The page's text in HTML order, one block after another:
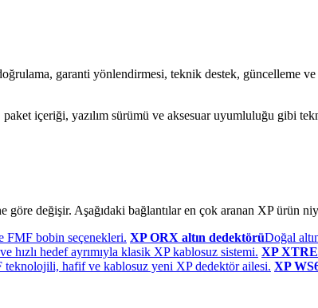
garanti yönlendirmesi, teknik destek, güncelleme
içeriği, yazılım sürümü ve aksesuar uyumluluğu gibi
değişir. Aşağıdaki bağlantılar en çok aranan XP ürün
FMF bobin seçenekleri. XP ORX altın dedektörüDoğal
hızlı hedef ayrımıyla klasik XP kablosuz sistemi. XP
teknolojili, hafif ve kablosuz yeni XP dedektör ailesi. XP